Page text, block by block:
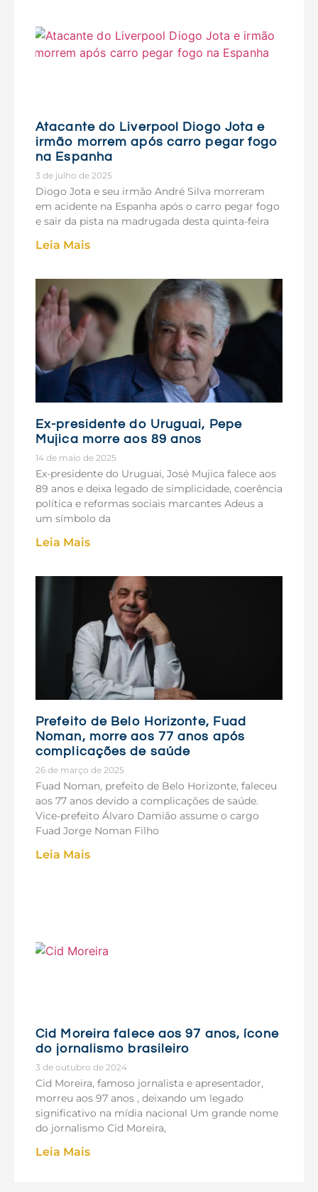
Atacante do Liverpool Diogo Jota e
irmão morrem após carro pegar fogo
na Espanha
3 de julho de 2025
Diogo Jota e seu irmão André Silva morreram
em acidente na Espanha após o carro pegar fogo
e sair da pista na madrugada desta quinta-feira
Leia Mais
Ex-presidente do Uruguai, Pepe
Mujica morre aos 89 anos
14 de maio de 2025
Ex-presidente do Uruguai, José Mujica falece aos
89 anos e deixa legado de simplicidade, coerência
política e reformas sociais marcantes Adeus a
um símbolo da
Leia Mais
Prefeito de Belo Horizonte, Fuad
Noman, morre aos 77 anos após
complicações de saúde
26 de março de 2025
Fuad Noman, prefeito de Belo Horizonte, faleceu
aos 77 anos devido a complicações de saúde.
Vice-prefeito Álvaro Damião assume o cargo
Fuad Jorge Noman Filho
Leia Mais
Cid Moreira falece aos 97 anos, ícone
do jornalismo brasileiro
3 de outubro de 2024
Cid Moreira, famoso jornalista e apresentador,
morreu aos 97 anos , deixando um legado
significativo na mídia nacional Um grande nome
do jornalismo Cid Moreira,
Leia Mais